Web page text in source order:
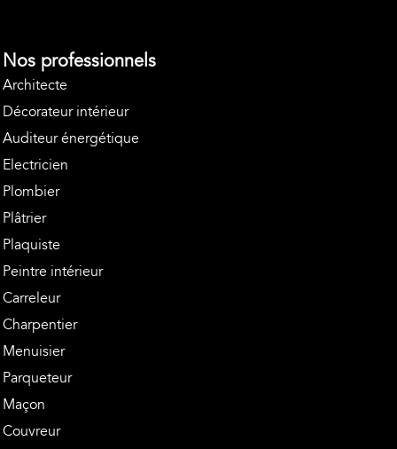
Nos professionnels
Architecte
Décorateur intérieur
Auditeur énergétique
Electricien
Plombier
Plâtrier
Plaquiste
Peintre intérieur
Carreleur
Charpentier
Menuisier
Parqueteur
Maçon
Couvreur